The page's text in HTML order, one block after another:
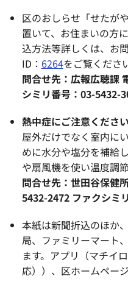
区のおしらせ「せたが
置いて、お住まいの方
込方法等詳しくは、お
ID： 6264をご覧くださ
問合せ先：広報広聴課
シミリ番号：03-5432-
熱中症にご注意くださ
屋外だけでなく室内に
めに水分や塩分を補給
や扇風機を使い温度調
問合せ先：世田谷保健
5432-2472 ファクシミ
本紙は新聞折込のほか
局、ファミリーマート
ます。アプリ（マチイ
応））、区ホームペー